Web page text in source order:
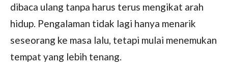
dibaca ulang tanpa harus terus mengikat arah
hidup. Pengalaman tidak lagi hanya menarik
seseorang ke masa lalu, tetapi mulai menemukan
tempat yang lebih tenang.